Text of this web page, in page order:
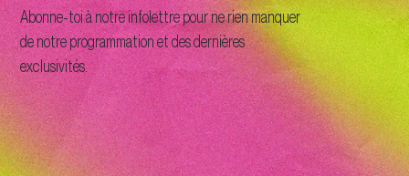
Abonne-toi à notre infolettre pour ne rien manquer
de notre programmation et des dernières
exclusivités.